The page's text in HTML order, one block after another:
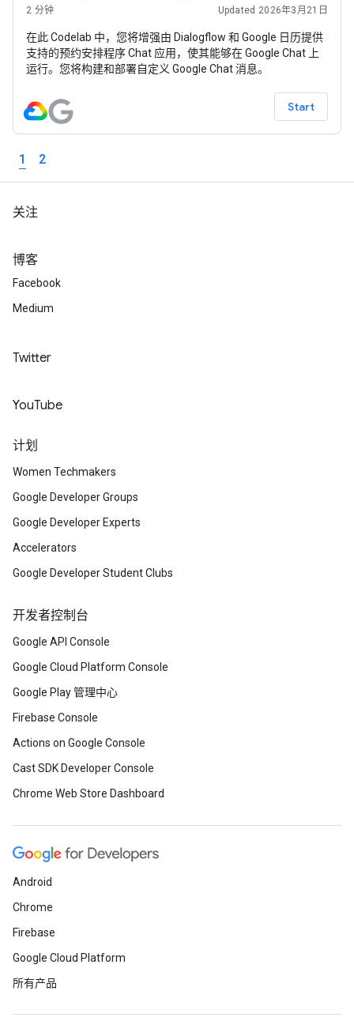
2 分钟 Updated 2026年3月21日
在此 Codelab 中，您将增强由 Dialogflow 和 Google 日历提供
支持的预约安排程序 Chat 应用，使其能够在 Google Chat 上
运行。您将构建和部署自定义 Google Chat 消息。
Start
1 2
关注
博客
Facebook
Medium
Twitter
YouTube
计划
Women Techmakers
Google Developer Groups
Google Developer Experts
Accelerators
Google Developer Student Clubs
开发者控制台
Google API Console
Google Cloud Platform Console
Google Play 管理中心
Firebase Console
Actions on Google Console
Cast SDK Developer Console
Chrome Web Store Dashboard
Android
Chrome
Firebase
Google Cloud Platform
所有产品